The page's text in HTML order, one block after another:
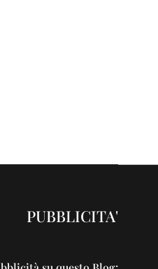
PUBBLICITA'